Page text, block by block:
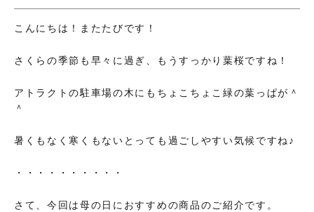
こんにちは！またたびです！
さくらの季節も早々に過ぎ、もうすっかり葉桜ですね！
アトラクトの駐車場の木にもちょこちょこ緑の葉っぱが＾
＾
暑くもなく寒くもないとっても過ごしやすい気候ですね♪
・・・・・・・・・・
さて、今回は母の日におすすめの商品のご紹介です。